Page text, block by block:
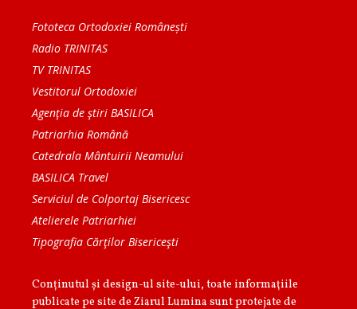
Fototeca Ortodoxiei Românești
Radio TRINITAS
TV TRINITAS
Vestitorul Ortodoxiei
Agenţia de ştiri BASILICA
Patriarhia Română
Catedrala Mântuirii Neamului
BASILICA Travel
Serviciul de Colportaj Bisericesc
Atelierele Patriarhiei
Tipografia Cărţilor Bisericeşti
Conținutul și design-ul site-ului, toate informaţiile
publicate pe site de Ziarul Lumina sunt protejate de